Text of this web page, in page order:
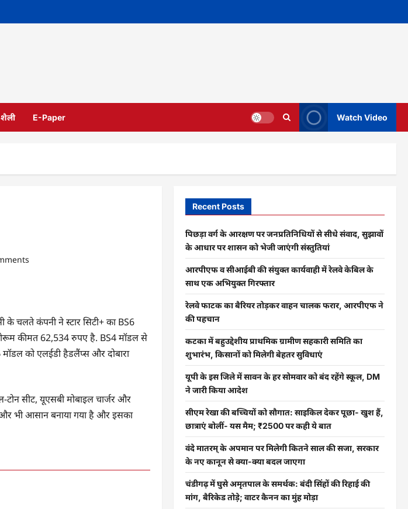
E-Paper Watch Video
के चलते कंपनी ने स्टार सिटी+ का BS6
कीमत 62,534 रुपए है. BS4 मॉडल से
मॉडल को एलईडी हैडलैंप्स और दोबारा
टोन सीट, यूएसबी मोबाइल चार्जर और
भी आसान बनाया गया है और इसका
Recent Posts
पिछड़ा वर्ग के आरक्षण पर जनप्रतिनिधियों से सीधे संवाद, सुझावों
के आधार पर शासन को भेजी जाएंगी संस्तुतियां
आरपीएफ व सीआईबी की संयुक्त कार्यवाही में रेलवे केबिल के
साथ एक अभियुक्त गिरफ्तार
रेलवे फाटक का बैरियर तोड़कर वाहन चालक फरार, आरपीएफ ने
की पहचान
कटका में बहुउद्देशीय प्राथमिक ग्रामीण सहकारी समिति का
शुभारंभ, किसानों को मिलेगी बेहतर सुविधाएं
यूपी के इस जिले में सावन के हर सोमवार को बंद रहेंगे स्कूल, DM
ने जारी किया आदेश
सीएम रेखा की बच्चियों को सौगात: साइकिल देकर पूछा- खुश हैं,
छात्राएं बोलीं- यस मैम; ₹2500 पर कही ये बात
वंदे मातरम् के अपमान पर मिलेगी कितने साल की सजा, सरकार
के नए कानून से क्या-क्या बदल जाएगा
चंडीगढ़ में घुसे अमृतपाल के समर्थक: बंदी सिंहों की रिहाई की
मांग, बैरिकेड तोड़े; वाटर कैनन का मुंह मोड़ा